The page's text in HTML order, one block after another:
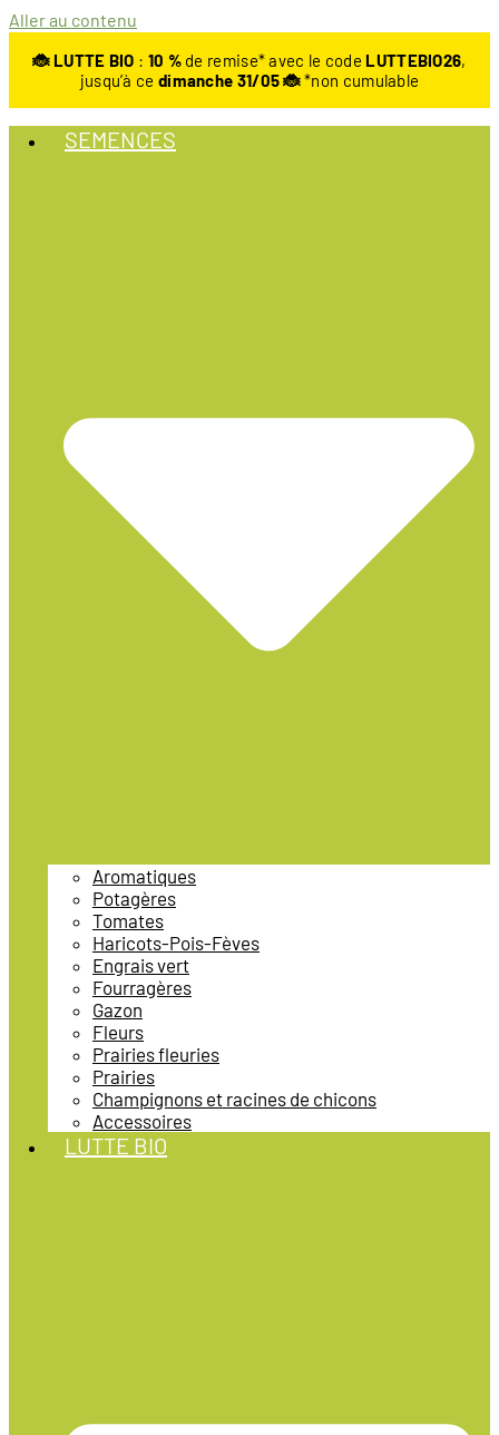
Aller au contenu
🐞 LUTTE BIO : 10 %de remise* avec le code LUTTEBIO26,
jusqu’à ce dimanche 31/05 🐞*non cumulable
SEMENCES
Aromatiques
Potagères
Tomates
Haricots-Pois-Fèves
Engrais vert
Fourragères
Gazon
Fleurs
Prairies fleuries
Prairies
Champignons et racines de chicons
Accessoires
LUTTE BIO